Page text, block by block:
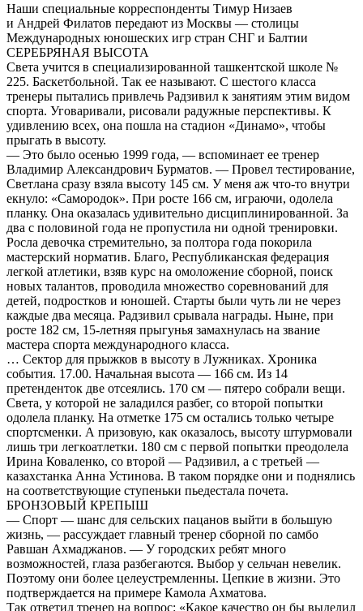
Наши специальные корреспонденты Тимур Низаев
и Андрей Филатов передают из Москвы — столицы
Международных юношеских игр стран СНГ и Балтии
СЕРЕБРЯНАЯ ВЫСОТА
Света учится в специализированной ташкентской школе №
225. Баскетбольной. Так ее называют. С шестого класса
тренеры пытались привлечь Радзивил к занятиям этим видом
спорта. Уговаривали, рисовали радужные перспективы. К
удивлению всех, она пошла на стадион «Динамо», чтобы
прыгать в высоту.
— Это было осенью 1999 года, — вспоминает ее тренер
Владимир Александрович Бурматов. — Провел тестирование,
Светлана сразу взяла высоту 145 см. У меня аж что-то внутри
екнуло: «Самородок». При росте 166 см, играючи, одолела
планку. Она оказалась удивительно дисциплинированной. За
два с половиной года не пропустила ни одной тренировки.
Росла девочка стремительно, за полтора года покорила
мастерский норматив. Благо, Республиканская федерация
легкой атлетики, взяв курс на омоложение сборной, поиск
новых талантов, проводила множество соревнований для
детей, подростков и юношей. Старты были чуть ли не через
каждые два месяца. Радзивил срывала награды. Ныне, при
росте 182 см, 15-летняя прыгунья замахнулась на звание
мастера спорта международного класса.
… Сектор для прыжков в высоту в Лужниках. Хроника
события. 17.00. Начальная высота — 166 см. Из 14
претенденток две отсеялись. 170 см — пятеро собрали вещи.
Света, у которой не заладился разбег, со второй попытки
одолела планку. На отметке 175 см остались только четыре
спортсменки. А призовую, как оказалось, высоту штурмовали
лишь три легкоатлетки. 180 см с первой попытки преодолела
Ирина Коваленко, со второй — Радзивил, а с третьей —
казахстанка Анна Устинова. В таком порядке они и поднялись
на соответствующие ступеньки пьедестала почета.
БРОНЗОВЫЙ КРЕПЫШ
— Спорт — шанс для сельских пацанов выйти в большую
жизнь, — рассуждает главный тренер сборной по самбо
Равшан Ахмаджанов. — У городских ребят много
возможностей, глаза разбегаются. Выбор у сельчан невелик.
Поэтому они более целеустремленны. Цепкие в жизни. Это
подтверждается на примере Камола Ахматова.
Так ответил тренер на вопрос: «Какое качество он бы выделил